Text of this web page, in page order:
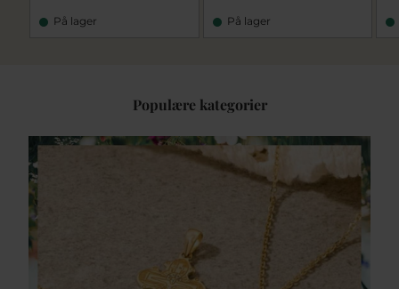
På lager På lager
Populære kategorier